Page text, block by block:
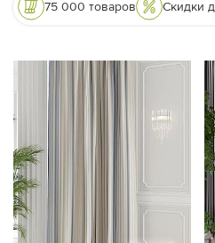
75 000 товаров Скидки